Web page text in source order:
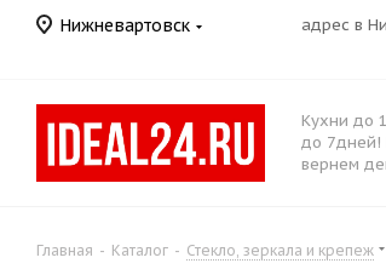
Нижневартовск адрес в
Кухни до
до 7дней!
вернем
Главная - Каталог - Стекло, зеркала и крепеж